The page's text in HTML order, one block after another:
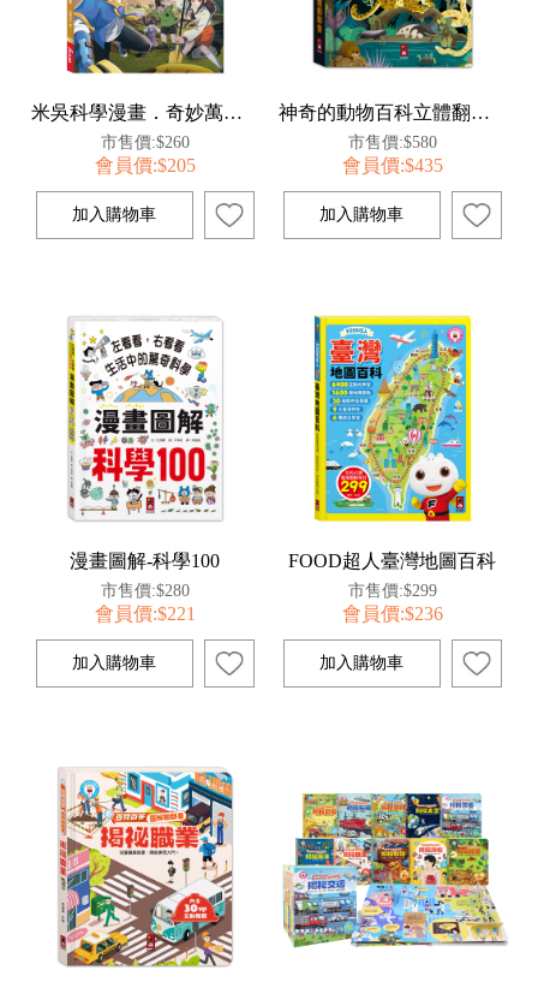
米吳科學漫畫．奇妙萬象篇(4):氣象萬變的無人島
市售價:$260
會員價:$205
神奇的動物百科立體翻翻書
市售價:$580
會員價:$435
漫畫圖解-科學100
市售價:$280
會員價:$221
FOOD超人臺灣地圖百科
市售價:$299
會員價:$236